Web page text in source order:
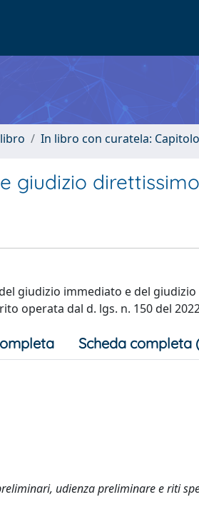
In libro con curatela:
giudizio direttissimo
giudizio immediato e del
operata dal d. lgs. n. 150 del
Scheda completa
udienza preliminare e riti